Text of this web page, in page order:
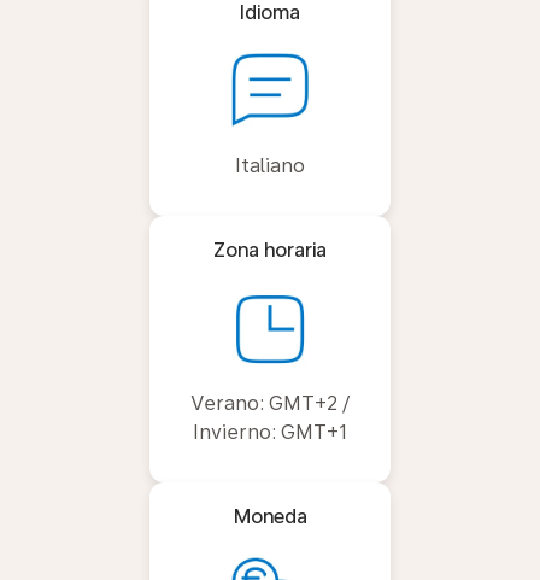
Idioma
Italiano
Zona horaria
Verano: GMT+2 /
Invierno: GMT+1
Moneda